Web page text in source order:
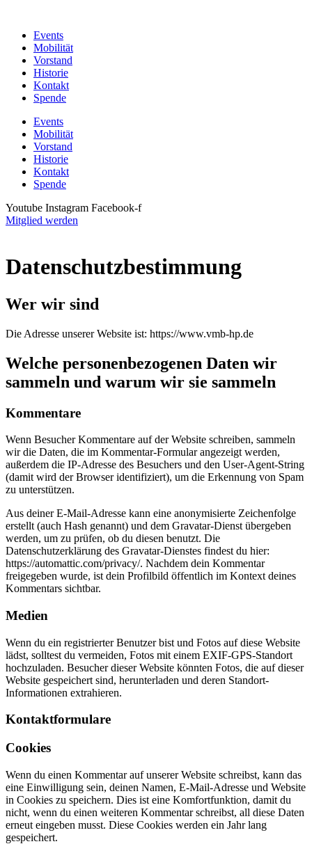
wechselnEvents
Mobilität
Vorstand
Historie
Kontakt
Spende
Events
Mobilität
Vorstand
Historie
Kontakt
Spende
Youtube Instagram Facebook-f
Mitglied werden
Datenschutzbestimmung
Wer wir sind
Die Adresse unserer Website ist: https://www.vmb-hp.de
Welche personenbezogenen Daten wir
sammeln und warum wir sie sammeln
Kommentare
Wenn Besucher Kommentare auf der Website schreiben, sammeln
wir die Daten, die im Kommentar-Formular angezeigt werden,
außerdem die IP-Adresse des Besuchers und den User-Agent-String
(damit wird der Browser identifiziert), um die Erkennung von Spam
zu unterstützen.
Aus deiner E-Mail-Adresse kann eine anonymisierte Zeichenfolge
erstellt (auch Hash genannt) und dem Gravatar-Dienst übergeben
werden, um zu prüfen, ob du diesen benutzt. Die
Datenschutzerklärung des Gravatar-Dienstes findest du hier:
https://automattic.com/privacy/. Nachdem dein Kommentar
freigegeben wurde, ist dein Profilbild öffentlich im Kontext deines
Kommentars sichtbar.
Medien
Wenn du ein registrierter Benutzer bist und Fotos auf diese Website
lädst, solltest du vermeiden, Fotos mit einem EXIF-GPS-Standort
hochzuladen. Besucher dieser Website könnten Fotos, die auf dieser
Website gespeichert sind, herunterladen und deren Standort-
Informationen extrahieren.
Kontaktformulare
Cookies
Wenn du einen Kommentar auf unserer Website schreibst, kann das
eine Einwilligung sein, deinen Namen, E-Mail-Adresse und Website
in Cookies zu speichern. Dies ist eine Komfortfunktion, damit du
nicht, wenn du einen weiteren Kommentar schreibst, all diese Daten
erneut eingeben musst. Diese Cookies werden ein Jahr lang
gespeichert.